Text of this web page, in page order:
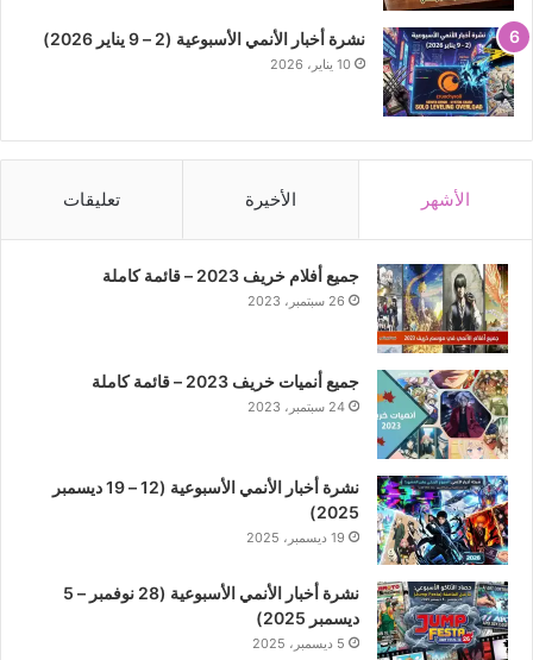
نشرة أخبار الأنمي الأسبوعية (2 – 9 يناير 2026)
10 يناير، 2026
الأشهر الأخيرة تعليقات
جميع أفلام خريف 2023 – قائمة كاملة
26 سبتمبر، 2023
جميع أنميات خريف 2023 – قائمة كاملة
24 سبتمبر، 2023
نشرة أخبار الأنمي الأسبوعية (12 – 19 ديسمبر
2025)
19 ديسمبر، 2025
نشرة أخبار الأنمي الأسبوعية (28 نوفمبر – 5
ديسمبر 2025)
5 ديسمبر، 2025